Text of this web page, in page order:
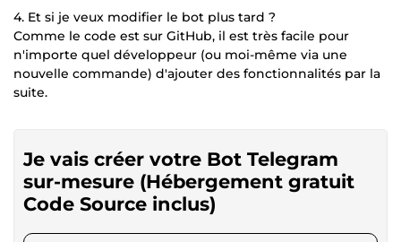
4. Et si je veux modifier le bot plus tard ?
Comme le code est sur GitHub, il est très facile pour
n'importe quel développeur (ou moi-même via une
nouvelle commande) d'ajouter des fonctionnalités par la
suite.
Je vais créer votre Bot Telegram
sur-mesure (Hébergement gratuit
Code Source inclus)